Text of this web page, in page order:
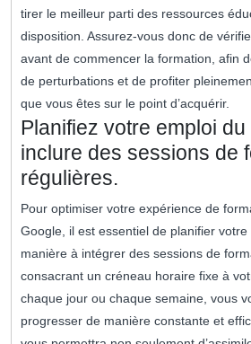
tirer le meilleur parti des ressources
disposition. Assurez-vous donc de
avant de commencer la formation, afin
de perturbations et de profiter
que vous êtes sur le point d’acquérir.
Planifiez votre emploi
inclure des sessions de
régulières.
Pour optimiser votre expérience de
Google, il est essentiel de planifier
manière à intégrer des sessions de
consacrant un créneau horaire fixe à
chaque jour ou chaque semaine, vous
progresser de manière constante et